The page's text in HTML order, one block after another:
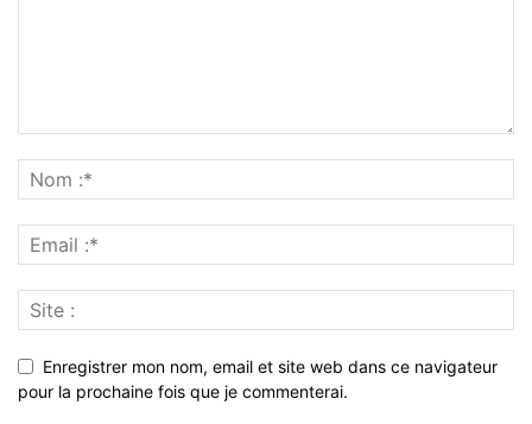
Enregistrer mon nom, email et site web dans ce navigateur
pour la prochaine fois que je commenterai.